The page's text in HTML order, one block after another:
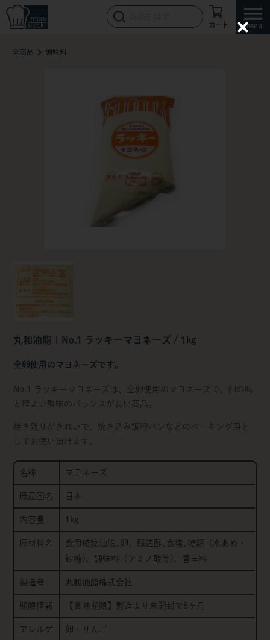
カート
全商品 調味料
丸和油脂 | No.1 ラッキーマヨネーズ / 1kg
全卵使用のマヨネーズです。
No.1 ラッキーマヨネーズは、全卵使用のマヨネーズで、卵の味
と程よい酸味のバランスが良い商品。
焼き残りがきれいで、焼き込み調理パンなどのベーキング用と
してお使い頂けます。
名称 マヨネーズ
原産国名 日本
内容量 1kg
原材料名
食用植物油脂､卵、醸造酢､食塩､糖類（水あめ・
砂糖)、調味料（アミノ酸等)、香辛料
製造者 丸和油脂株式会社
期限情報 【賞味期限】製造より未開封で8ヶ月
アレルゲ
卵・りんご
C